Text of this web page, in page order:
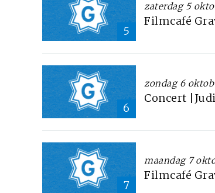
5
zaterdag 5
Filmcafé
6
zondag 6
Concert
7
maandag 7
Filmcafé